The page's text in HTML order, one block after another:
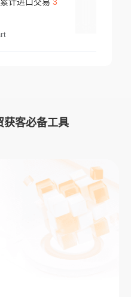
计进口交易
获客必备工具